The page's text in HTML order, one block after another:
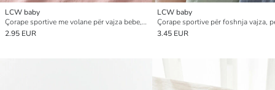
LCW baby
Çorape sportive me volane për vajza bebe, dy pako
2.95 EUR
LCW baby
3.45 EUR